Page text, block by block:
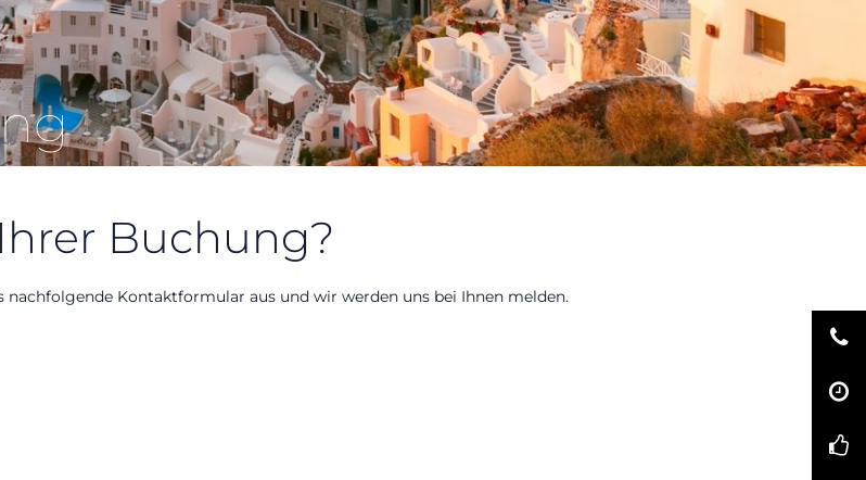
Buchung?
Kontaktformular aus und wir werden uns bei Ihnen melden.